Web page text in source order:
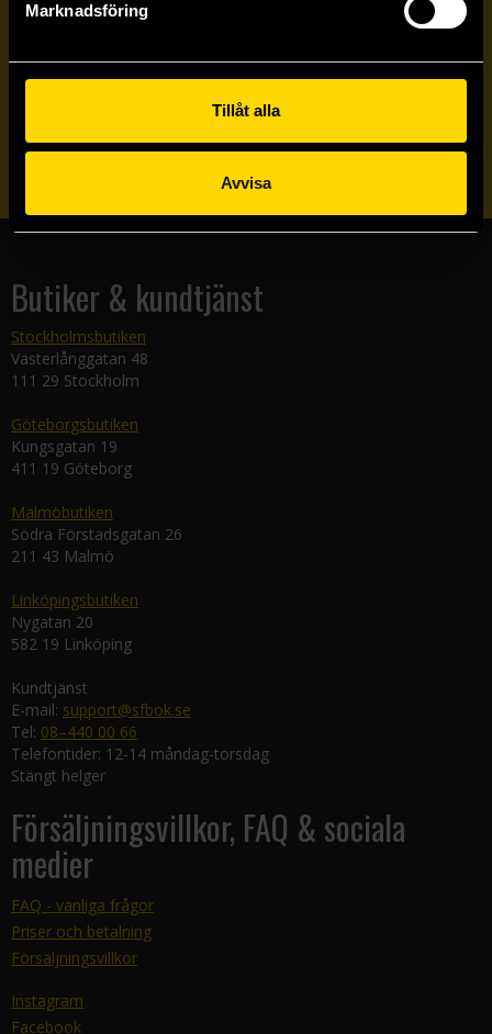
Marknadsföring
Tillåt alla
Avvisa
Prenumerera på vårt nyhetsbrev
Veckobrevet
Skicka
Butiker & kundtjänst
Stockholmsbutiken
Västerlånggatan 48
111 29 Stockholm
Göteborgsbutiken
Kungsgatan 19
411 19 Göteborg
Malmöbutiken
Södra Förstadsgatan 26
211 43 Malmö
Linköpingsbutiken
Nygatan 20
582 19 Linköping
Kundtjänst
E-mail: support@sfbok.se
Tel: 08–440 00 66
Telefontider: 12-14 måndag-torsdag
Stängt helger
Försäljningsvillkor, FAQ & sociala
medier
FAQ - vanliga frågor
Priser och betalning
Försäljningsvillkor
Instagram
Facebook